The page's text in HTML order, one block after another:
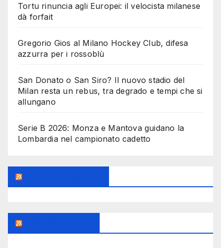
Tortu rinuncia agli Europei: il velocista milanese
dà forfait
Gregorio Gios al Milano Hockey Club, difesa
azzurra per i rossoblù
San Donato o San Siro? Il nuovo stadio del
Milan resta un rebus, tra degrado e tempi che si
allungano
Serie B 2026: Monza e Mantova guidano la
Lombardia nel campionato cadetto